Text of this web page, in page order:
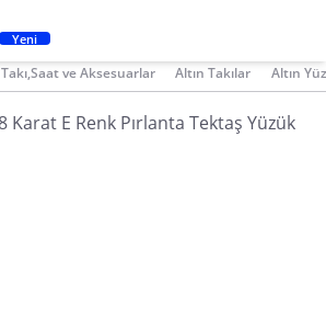
Yeni
Takı,Saat ve Aksesuarlar Altın Takılar Altın